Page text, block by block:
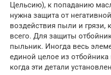
Цельсию), к попаданию
нужна защита от
воздействия пыли и грязи,
всего. Для защиты
пыльник. Иногда весь
единой целое из
когда эти детали